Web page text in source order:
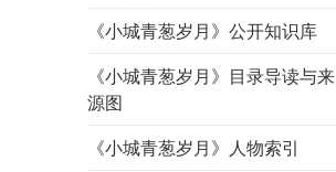
《小城青葱岁月》公开知识库
《小城青葱岁月》目录导读与来
源图
《小城青葱岁月》人物索引